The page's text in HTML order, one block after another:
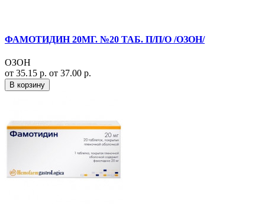
ФАМОТИДИН 20МГ. №20 ТАБ. П/П/О /ОЗОН/
ОЗОН
от 35.15 р. от 37.00 р.
В корзину